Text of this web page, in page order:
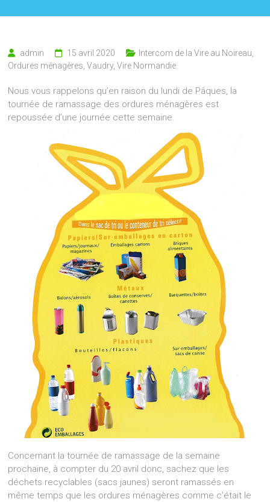
admin 15 avril 2020 Intercom de la Vire au Noireau
Ordures ménagères ,Vaudry,Vire Normandie
Nous vous rappelons qu’en raison du lundi de Pâques, la
tournée de ramassage des ordures ménagères est
repoussée d’une journée cette semaine.
Concernant la tournée de ramassage de la semaine
prochaine, à compter du 20 avril donc, sachez que les
déchets recyclables (sacs jaunes) seront ramassés en
même temps que les ordures ménagères comme c’était le